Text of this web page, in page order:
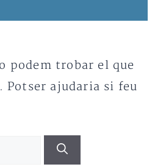
podem trobar el que
Potser ajudaria si feu